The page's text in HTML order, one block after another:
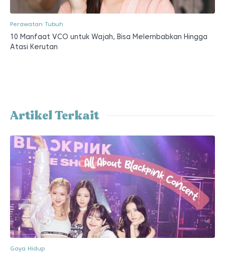
Perawatan Tubuh
10 Manfaat VCO untuk Wajah, Bisa Melembabkan Hingga
Atasi Kerutan
Artikel Terkait
Gaya Hidup